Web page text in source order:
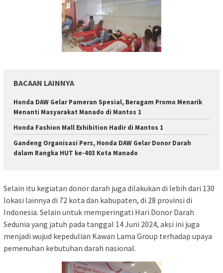
BACAAN LAINNYA
Honda DAW Gelar Pameran Spesial, Beragam Promo Menarik
Menanti Masyarakat Manado di Mantos 1
Honda Fashion Mall Exhibition Hadir di Mantos 1
Gandeng Organisasi Pers, Honda DAW Gelar Donor Darah
dalam Rangka HUT ke-403 Kota Manado
Selain itu kegiatan donor darah juga dilakukan di lebih dari 130
lokasi lainnya di 72 kota dan kabupaten, di 28 provinsi di
Indonesia. Selain untuk memperingati Hari Donor Darah
Sedunia yang jatuh pada tanggal 14 Juni 2024, aksi ini juga
menjadi wujud kepedulian Kawan Lama Group terhadap upaya
pemenuhan kebutuhan darah nasional.